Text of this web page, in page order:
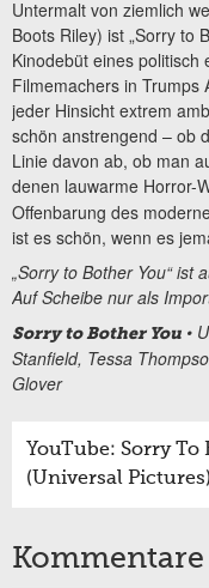
Untermalt von ziemlich
Boots Riley) ist „Sorry to
Kinodebüt eines
Filmemachers in Trumps
jeder Hinsicht extrem
schön anstrengend – ob
Linie davon ab, ob man
denen lauwarme Horror-
Offenbarung des
ist es schön, wenn es
„Sorry to Bother You“ ist
Auf Scheibe nur als
Sorry to Bother You •
Stanfield, Tessa
Glover
YouTube: Sorry
(Universal Pictures)
Kommentare